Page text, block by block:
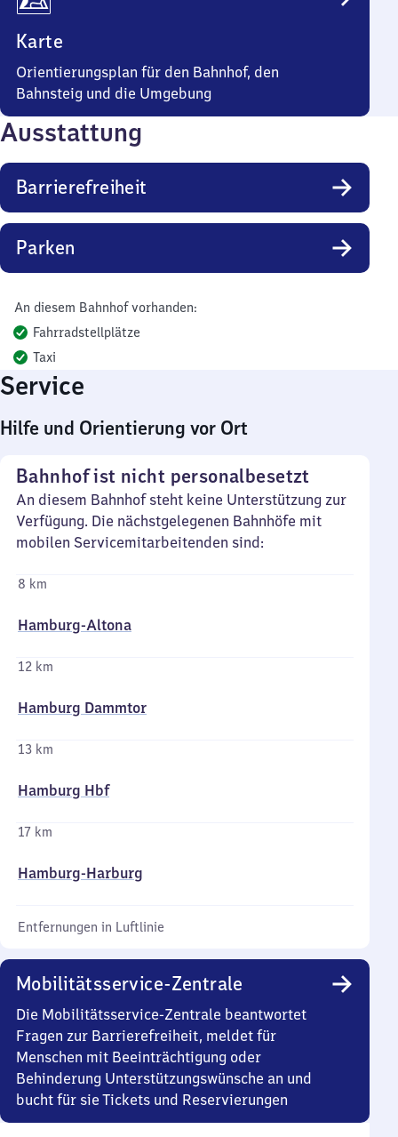
Karte
Orientierungsplan für den Bahnhof, den
Bahnsteig und die Umgebung
Ausstattung
Barrierefreiheit
Parken
An diesem Bahnhof vorhanden:
Fahrradstellplätze
Taxi
Service
Hilfe und Orientierung vor Ort
Bahnhof ist nicht personalbesetzt
An diesem Bahnhof steht keine Unterstützung zur
Verfügung. Die nächstgelegenen Bahnhöfe mit
mobilen Servicemitarbeitenden sind:
8 km
Hamburg-Altona
12 km
Hamburg Dammtor
13 km
Hamburg Hbf
17 km
Hamburg-Harburg
Entfernungen in Luftlinie
Mobilitätsservice-Zentrale
Die Mobilitätsservice-Zentrale beantwortet
Fragen zur Barrierefreiheit, meldet für
Menschen mit Beeinträchtigung oder
Behinderung Unterstützungswünsche an und
bucht für sie Tickets und Reservierungen